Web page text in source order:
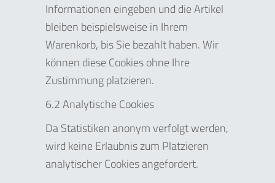
Informationen eingeben und die Artikel
bleiben beispielsweise in Ihrem
Warenkorb, bis Sie bezahlt haben. Wir
können diese Cookies ohne Ihre
Zustimmung platzieren.
6.2 Analytische Cookies
Da Statistiken anonym verfolgt werden,
wird keine Erlaubnis zum Platzieren
analytischer Cookies angefordert.